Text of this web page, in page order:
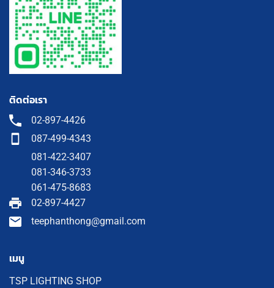
ติดต่อเรา
02-897-4426
087-499-4343
081-422-3407
081-346-3733
061-475-8683
02-897-4427
teephanthong@gmail.com
เมนู
TSP LIGHTING SHOP